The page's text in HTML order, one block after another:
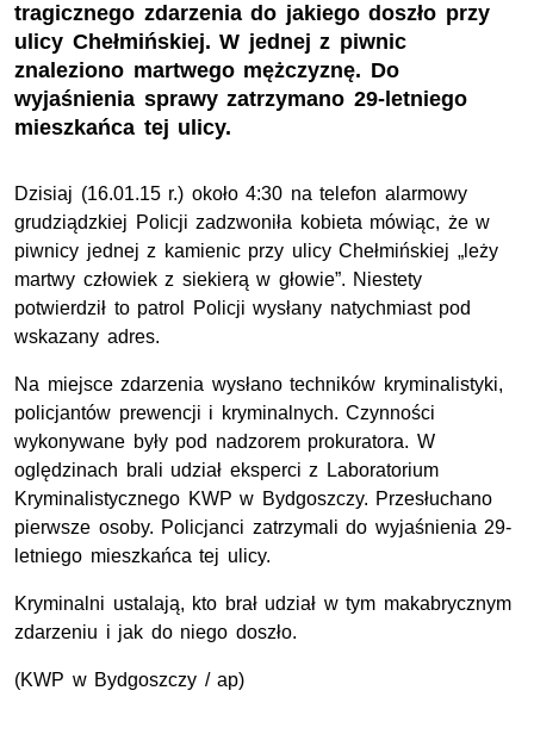
tragicznego zdarzenia do jakiego doszło przy
ulicy Chełmińskiej. W jednej z piwnic
znaleziono martwego mężczyznę. Do
wyjaśnienia sprawy zatrzymano 29-letniego
mieszkańca tej ulicy.
Dzisiaj (16.01.15 r.) około 4:30 na telefon alarmowy
grudziądzkiej Policji zadzwoniła kobieta mówiąc, że w
piwnicy jednej z kamienic przy ulicy Chełmińskiej „leży
martwy człowiek z siekierą w głowie”. Niestety
potwierdził to patrol Policji wysłany natychmiast pod
wskazany adres.
Na miejsce zdarzenia wysłano techników kryminalistyki,
policjantów prewencji i kryminalnych. Czynności
wykonywane były pod nadzorem prokuratora. W
oględzinach brali udział eksperci z Laboratorium
Kryminalistycznego KWP w Bydgoszczy. Przesłuchano
pierwsze osoby. Policjanci zatrzymali do wyjaśnienia 29-
letniego mieszkańca tej ulicy.
Kryminalni ustalają, kto brał udział w tym makabrycznym
zdarzeniu i jak do niego doszło.
(KWP w Bydgoszczy / ap)